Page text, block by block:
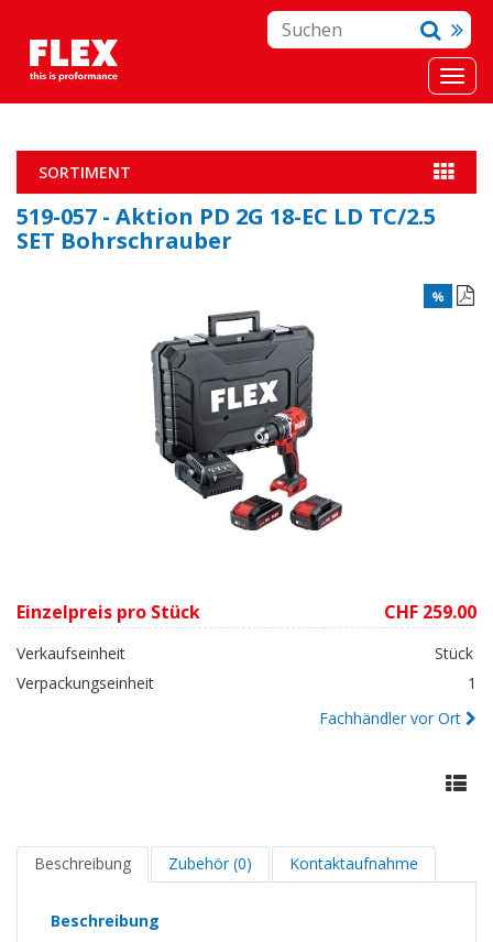
SORTIMENT
519-057 - Aktion PD 2G 18-EC LD TC/2.5
SET Bohrschrauber

Einzelpreis pro Stück CHF 259.00
Verkaufseinheit
Stück
Verpackungseinheit
1
Fachhändler vor Ort
Beschreibung Zubehör (0) Kontaktaufnahme
Beschreibung